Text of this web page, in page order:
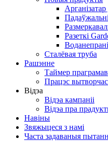
Разеткі
Сталёвая труба
Рашэнне
Таймер
Працэс
Відэа
Відэа кампаніі
Відэа пра
Навіны
Звяжыцеся з намі
Часта задаваныя